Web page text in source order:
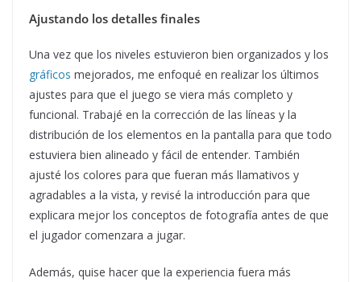
Ajustando los detalles finales
Una vez que los niveles estuvieron bien organizados y los
gráficos mejorados, me enfoqué en realizar los últimos
ajustes para que el juego se viera más completo y
funcional. Trabajé en la corrección de las líneas y la
distribución de los elementos en la pantalla para que todo
estuviera bien alineado y fácil de entender. También
ajusté los colores para que fueran más llamativos y
agradables a la vista, y revisé la introducción para que
explicara mejor los conceptos de fotografía antes de que
el jugador comenzara a jugar.
Además, quise hacer que la experiencia fuera más